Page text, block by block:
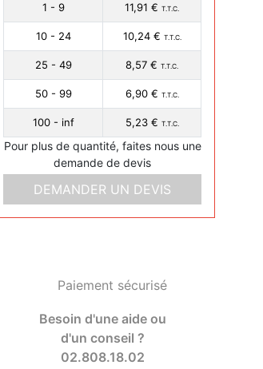
1 - 9 11,91 € T.T.C.
10 - 24 10,24 € T.T.C.
25 - 49 8,57 € T.T.C.
50 - 99 6,90 € T.T.C.
100 - inf 5,23 € T.T.C.
Pour plus de quantité, faites nous une
demande de devis
DEMANDER UN DEVIS
Paiement sécurisé
Besoin d'une aide ou
d'un conseil ?
02.808.18.02